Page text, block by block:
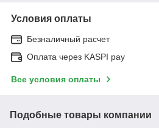
Условия оплаты
Безналичный расчет
Оплата через KASPI pay
Все условия оплаты
Подобные товары компании